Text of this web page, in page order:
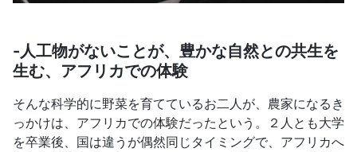
-人工物がないことが、豊かな自然との共生を
生む、アフリカでの体験
そんな科学的に野菜を育てているお二人が、農家になるき
っかけは、アフリカでの体験だったという。２人とも大学
を卒業後、国は違うが偶然同じタイミングで、アフリカへ